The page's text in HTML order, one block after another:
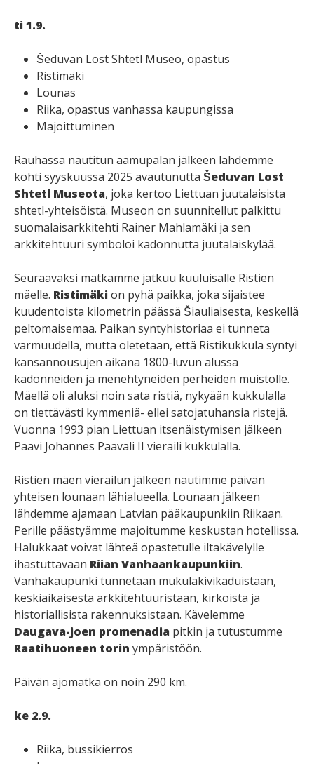
ti 1.9.
Šeduvan Lost Shtetl Museo, opastus
Ristimäki
Lounas
Riika, opastus vanhassa kaupungissa
Majoittuminen
Rauhassa nautitun aamupalan jälkeen lähdemme
kohti syyskuussa 2025 avautunutta Šeduvan Lost
Shtetl Museota, joka kertoo Liettuan juutalaisista
shtetl-yhteisöistä. Museon on suunnitellut palkittu
suomalaisarkkitehti Rainer Mahlamäki ja sen
arkkitehtuuri symboloi kadonnutta juutalaiskylää.
Seuraavaksi matkamme jatkuu kuuluisalle Ristien
mäelle. Ristimäki on pyhä paikka, joka sijaistee
kuudentoista kilometrin päässä Šiauliaisesta, keskellä
peltomaisemaa. Paikan syntyhistoriaa ei tunneta
varmuudella, mutta oletetaan, että Ristikukkula syntyi
kansannousujen aikana 1800-luvun alussa
kadonneiden ja menehtyneiden perheiden muistolle.
Mäellä oli aluksi noin sata ristiä, nykyään kukkulalla
on tiettävästi kymmeniä- ellei satojatuhansia ristejä.
Vuonna 1993 pian Liettuan itsenäistymisen jälkeen
Paavi Johannes Paavali II vieraili kukkulalla.
Ristien mäen vierailun jälkeen nautimme päivän
yhteisen lounaan lähialueella. Lounaan jälkeen
lähdemme ajamaan Latvian pääkaupunkiin Riikaan.
Perille päästyämme majoitumme keskustan hotellissa.
Halukkaat voivat lähteä opastetulle iltakävelylle
ihastuttavaan Riian Vanhaankaupunkiin.
Vanhakaupunki tunnetaan mukulakivikaduistaan,
keskiaikaisesta arkkitehtuuristaan, kirkoista ja
historiallisista rakennuksistaan. Kävelemme
Daugava-joen promenadia pitkin ja tutustumme
Raatihuoneen torin ympäristöön.
Päivän ajomatka on noin 290 km.
ke 2.9.
Riika, bussikierros